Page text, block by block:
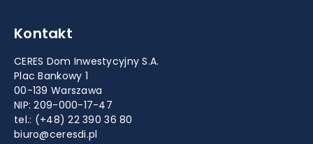
Kontakt
CERES Dom Inwestycyjny S.A.
Plac Bankowy 1
00-139 Warszawa
NIP: 209-000-17-47
tel.: (+48) 22 390 36 80
biuro@ceresdi.pl